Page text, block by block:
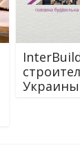
Украины